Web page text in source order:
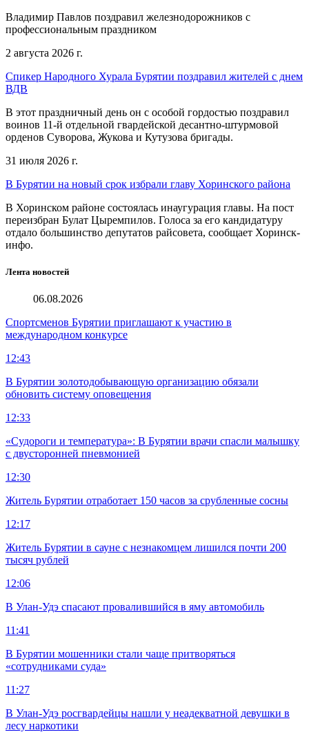
Владимир Павлов поздравил железнодорожников с
профессиональным праздником
2 августа 2026 г.
Спикер Народного Хурала Бурятии поздравил жителей с днем
ВДВ
В этот праздничный день он с особой гордостью поздравил
воинов 11-й отдельной гвардейской десантно-штурмовой
орденов Суворова, Жукова и Кутузова бригады.
31 июля 2026 г.
В Бурятии на новый срок избрали главу Хоринского района
В Хоринском районе состоялась инаугурация главы. На пост
переизбран Булат Цыремпилов. Голоса за его кандидатуру
отдало большинство депутатов райсовета, сообщает Хоринск-
инфо.
Лента новостей
06.08.2026
Спортсменов Бурятии приглашают к участию в
международном конкурсе
12:43
В Бурятии золотодобывающую организацию обязали
обновить систему оповещения
12:33
«Судороги и температура»: В Бурятии врачи спасли малышку
с двусторонней пневмонией
12:30
Житель Бурятии отработает 150 часов за срубленные сосны
12:17
Житель Бурятии в сауне с незнакомцем лишился почти 200
тысяч рублей
12:06
В Улан-Удэ спасают провалившийся в яму автомобиль
11:41
В Бурятии мошенники стали чаще притворяться
«сотрудниками суда»
11:27
В Улан-Удэ росгвардейцы нашли у неадекватной девушки в
лесу наркотики